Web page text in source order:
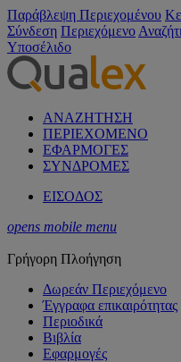
Παράβλεψη Περιεχομένου
Σύνδεση Περιεχόμενο
Υποσέλιδο
ΑΝΑΖΗΤΗΣΗ
ΠΕΡΙΕΧΟΜΕΝΟ
ΕΦΑΡΜΟΓΕΣ
ΣΥΝΔΡΟΜΕΣ
ΕΙΣΟΔΟΣ
opens mobile menu
Γρήγορη Πλοήγηση
Δωρεάν Περιεχόμενο
Έγγραφα επικαιρότητας
Περιοδικά
Βιβλία
Εφαρμογές